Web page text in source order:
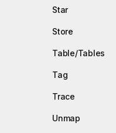
Star
Store
Table/Tables
Tag
Trace
Unmap